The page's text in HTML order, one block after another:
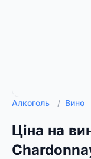
Алкоголь / Вино
Ціна на